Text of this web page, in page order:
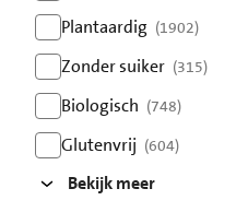
resultaten
Plantaardig (1902)
resultaten
Zonder suiker (315)
resultaten
Biologisch (748)
resultaten
Glutenvrij (604)
Bekijk meer